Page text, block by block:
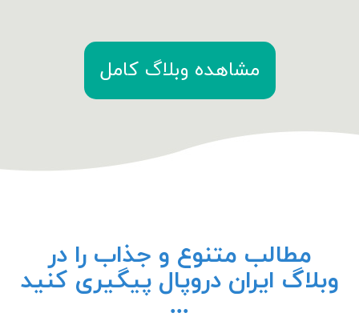
مشاهده وبلاگ کامل
مطالب متنوع و جذاب را در
وبلاگ ایران دروپال پیگیری کنید
...